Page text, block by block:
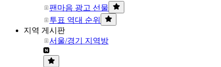
팬마음 광고 선물
투표 역대 순위
지역 게시판
서울/경기 지역방